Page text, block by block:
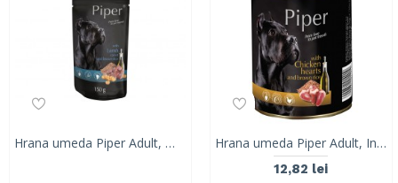
Hrana umeda Piper Adult, Miel, Morcovi si Orez brun, 150 g Hrana umeda Piper Adult, Inimi de pui si Orez brun, 800 g
12,82 lei